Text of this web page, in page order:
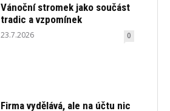
Vánoční stromek jako součást
tradic a vzpomínek
23.7.2026 0
Firma vydělává, ale na účtu nic